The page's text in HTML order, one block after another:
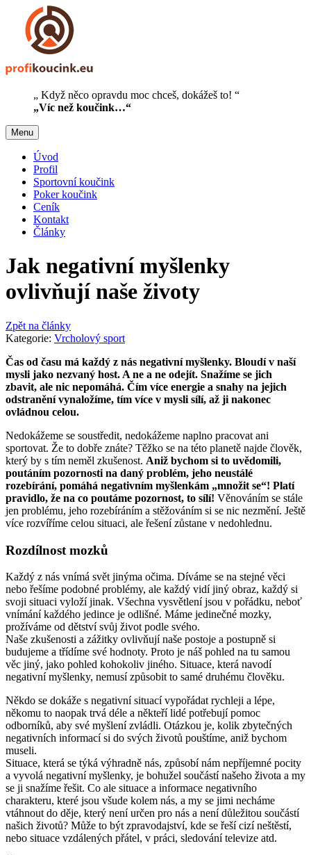
„ Když něco opravdu moc chceš, dokážeš to! “
„Víc než koučink…“
Menu
Úvod
Profil
Sportovní koučink
Poker koučink
Ceník
Kontakt
Články
Jak negativní myšlenky
ovlivňují naše životy
Zpět na články
Kategorie: Vrcholový sport
Čas od času má každý z nás negativní myšlenky. Bloudí v naší
mysli jako nezvaný host. A ne a ne odejít. Snažíme se jich
zbavit, ale nic nepomáhá. Čím více energie a snahy na jejich
odstranění vynaložíme, tím více v mysli sílí, až ji nakonec
ovládnou celou.
Nedokážeme se soustředit, nedokážeme naplno pracovat ani
sportovat. Že to dobře znáte? Těžko se na této planetě najde člověk,
který by s tím neměl zkušenost. Aniž bychom si to uvědomili,
poutáním pozornosti na daný problém, jeho neustálé
rozebírání, pomáhá negativním myšlenkám „množit se“! Platí
pravidlo, že na co poutáme pozornost, to sílí! Věnováním se stále
jen problému, jeho rozebíráním a stěžováním si se nic nezmění. Ještě
více rozvíříme celou situaci, ale řešení zůstane v nedohlednu.
Rozdílnost mozků
Každý z nás vnímá svět jinýma očima. Díváme se na stejné věci
nebo řešíme podobné problémy, ale každý vidí jiný obraz, každý si
svoji situaci vyloží jinak. Všechna vysvětlení jsou v pořádku, neboť
vnímání každého jedince je odlišné. Máme jedinečné mozky,
prožíváme od dětství svůj život podle svého.
Naše zkušenosti a zážitky ovlivňují naše postoje a postupně si
budujeme a třídíme své hodnoty. Proto je náš pohled na tu samou
věc jiný, jako pohled kohokoliv jiného. Situace, která navodí
negativní myšlenky, nemusí způsobit to samé druhému člověku.
Někdo se dokáže s negativní situací vypořádat rychleji a lépe,
někomu to naopak trvá déle a někteří lidé potřebují pomoc
odborníků, aby své myšlení zvládli. Otázkou je, kolik zbytečných
negativních informací si do svých životů pouštíme, aniž bychom
museli.
Situace, která se týká výhradně nás, způsobí nám nepříjemné pocity
a vyvolá negativní myšlenky, je bohužel součástí našeho života a my
se ji snažíme řešit. Co ale situace a informace negativního
charakteru, které jsou všude kolem nás, a my se jimi necháme
vtáhnout do děje, který není určen pro nás a není důležitou součástí
našich životů? Může to být zpravodajství, kde se řeší cizí neštěstí,
nebo situace vzdálených přátel, v práci, sledování televize atd.